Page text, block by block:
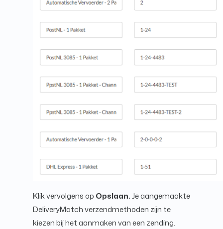
Klik vervolgens op Opslaan.Je aangemaakte
DeliveryMatch verzendmethoden zijn te
kiezen bij het aanmaken van een zending.